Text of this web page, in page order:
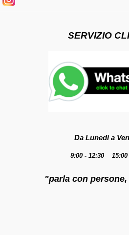
SERVIZIO
Da Lunedì a
9:00 - 12:30 15:00
"parla con